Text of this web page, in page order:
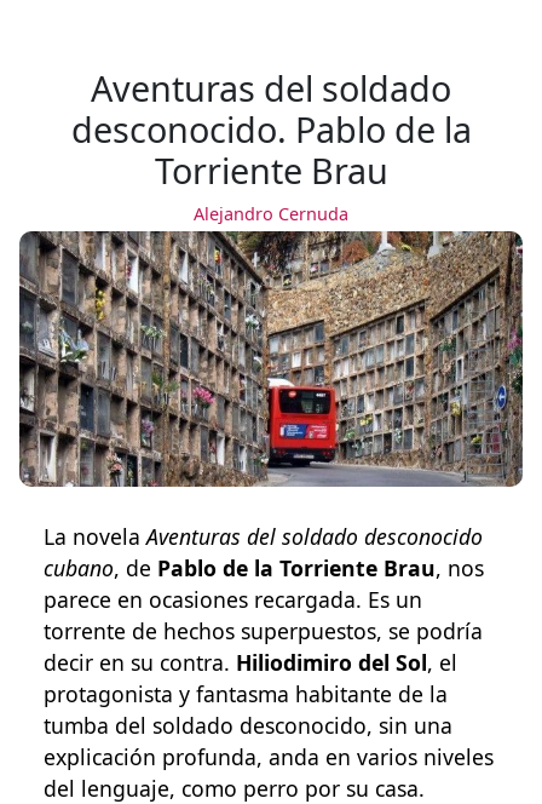
Aventuras del soldado
desconocido. Pablo de la
Torriente Brau
Alejandro Cernuda
La novelaAventuras del soldado desconocido
cubano, de Pablo de la Torriente Brau, nos
parece en ocasiones recargada. Es un
torrente de hechos superpuestos, se podría
decir en su contra. Hiliodimiro del Sol, el
protagonista y fantasma habitante de la
tumba del soldado desconocido, sin una
explicación profunda, anda en varios niveles
del lenguaje, como perro por su casa.